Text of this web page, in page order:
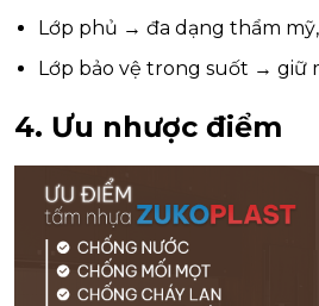
Lớp phủ → đa dạng thẩm
Lớp bảo vệ trong suốt → giữ
4. Ưu nhược điểm